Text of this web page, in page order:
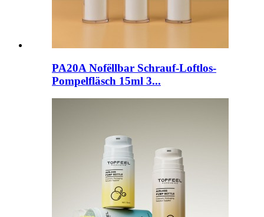
PA20A Nofëllbar Schrauf-Loftlos-
Pompelfläsch 15ml 3...